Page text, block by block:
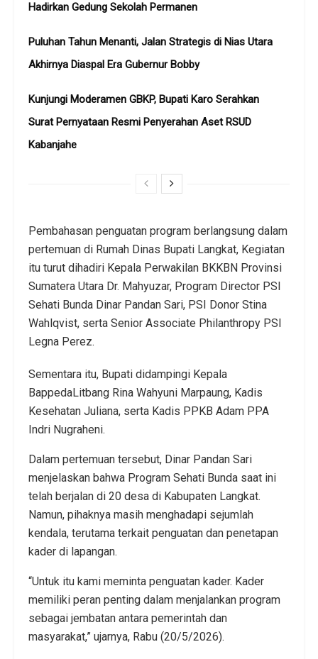
Hadirkan Gedung Sekolah Permanen
Puluhan Tahun Menanti, Jalan Strategis di Nias Utara
Akhirnya Diaspal Era Gubernur Bobby
Kunjungi Moderamen GBKP, Bupati Karo Serahkan
Surat Pernyataan Resmi Penyerahan Aset RSUD
Kabanjahe
Pembahasan penguatan program berlangsung dalam
pertemuan di Rumah Dinas Bupati Langkat, Kegiatan
itu turut dihadiri Kepala Perwakilan BKKBN Provinsi
Sumatera Utara Dr. Mahyuzar, Program Director PSI
Sehati Bunda Dinar Pandan Sari, PSI Donor Stina
Wahlqvist, serta Senior Associate Philanthropy PSI
Legna Perez.
Sementara itu, Bupati didampingi Kepala
BappedaLitbang Rina Wahyuni Marpaung, Kadis
Kesehatan Juliana, serta Kadis PPKB Adam PPA
Indri Nugraheni.
Dalam pertemuan tersebut, Dinar Pandan Sari
menjelaskan bahwa Program Sehati Bunda saat ini
telah berjalan di 20 desa di Kabupaten Langkat.
Namun, pihaknya masih menghadapi sejumlah
kendala, terutama terkait penguatan dan penetapan
kader di lapangan.
“Untuk itu kami meminta penguatan kader. Kader
memiliki peran penting dalam menjalankan program
sebagai jembatan antara pemerintah dan
masyarakat,” ujarnya, Rabu (20/5/2026).